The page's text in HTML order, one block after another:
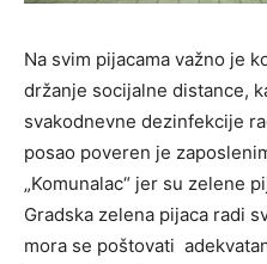
Na svim pijacama važno je
držanje socijalne distance,
svakodnevne dezinfekcije
posao poveren je
„Komunalac“ jer su zelene
Gradska zelena pijaca radi
mora se poštovati